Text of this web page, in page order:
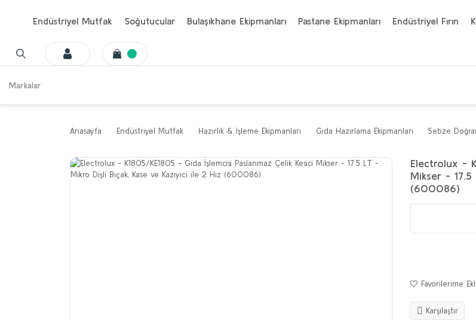
Endüstriyel Mutfak Soğutucular Bulaşıkhane Ekipmanları Pastane Ekipmanları Endüstriyel Fırın
Markalar
Anasayfa Endüstriyel Mutfak Hazırlık & İşleme Ekipmanları Gıda Hazırlama Ekipmanları Sebze
Electrolux -
Mikser - 17.5
(600086)
Karşılaştır